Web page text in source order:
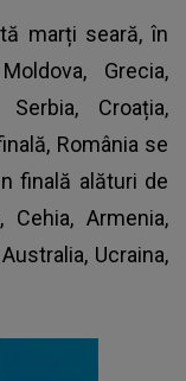
marți seară, în
Grecia,
Croația,
România se
finală alături de
Cehia, Armenia,
Ucraina,